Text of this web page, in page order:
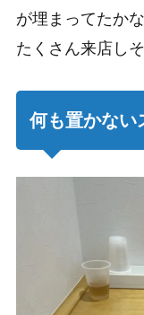
が埋まってたか
たくさん来店し
何も置かない